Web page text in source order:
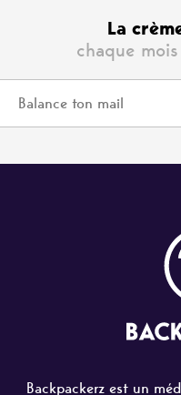
La
chaque
Backpackerz est un